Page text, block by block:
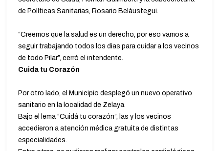
de Políticas Sanitarias, Rosario Beláustegui.
“Creemos que la salud es un derecho, por eso vamos a
seguir trabajando todos los dias para cuidar a los vecinos
de todo Pilar”, cerró el intendente.
Cuida tu Corazón
Por otro lado, el Municipio desplegó un nuevo operativo
sanitario en la localidad de Zelaya.
Bajo el lema “Cuidá tu corazón”, las y los vecinos
accedieron a atención médica gratuita de distintas
especialidades.